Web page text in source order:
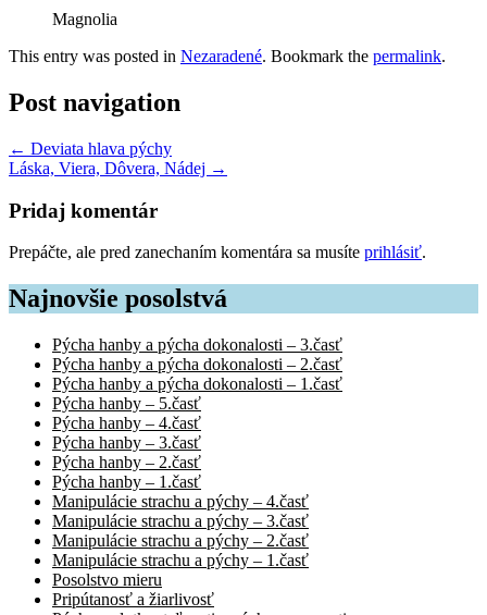
Magnolia
This entry was posted in Nezaradené. Bookmark the permalink.
Post navigation
← Deviata hlava pýchy
Láska, Viera, Dôvera, Nádej →
Pridaj komentár
Prepáčte, ale pred zanechaním komentára sa musíte prihlásiť.
Najnovšie posolstvá
Pýcha hanby a pýcha dokonalosti – 3.časť
Pýcha hanby a pýcha dokonalosti – 2.časť
Pýcha hanby a pýcha dokonalosti – 1.časť
Pýcha hanby – 5.časť
Pýcha hanby – 4.časť
Pýcha hanby – 3.časť
Pýcha hanby – 2.časť
Pýcha hanby – 1.časť
Manipulácie strachu a pýchy – 4.časť
Manipulácie strachu a pýchy – 3.časť
Manipulácie strachu a pýchy – 2.časť
Manipulácie strachu a pýchy – 1.časť
Posolstvo mieru
Pripútanosť a žiarlivosť